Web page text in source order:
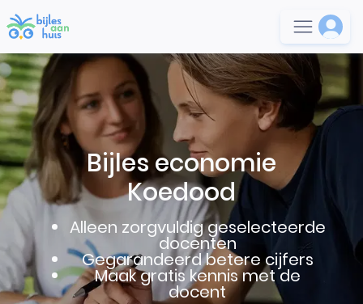
Bijles economie
Koedood
Alleen zorgvuldig geselecteerde
docenten
Gegarandeerd betere cijfers
Maak gratis kennis met de
docent